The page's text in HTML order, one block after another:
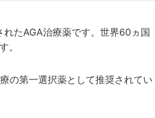
たAGA治療薬です。世界60ヵ国
。
の​​第一選択薬として推奨されてい